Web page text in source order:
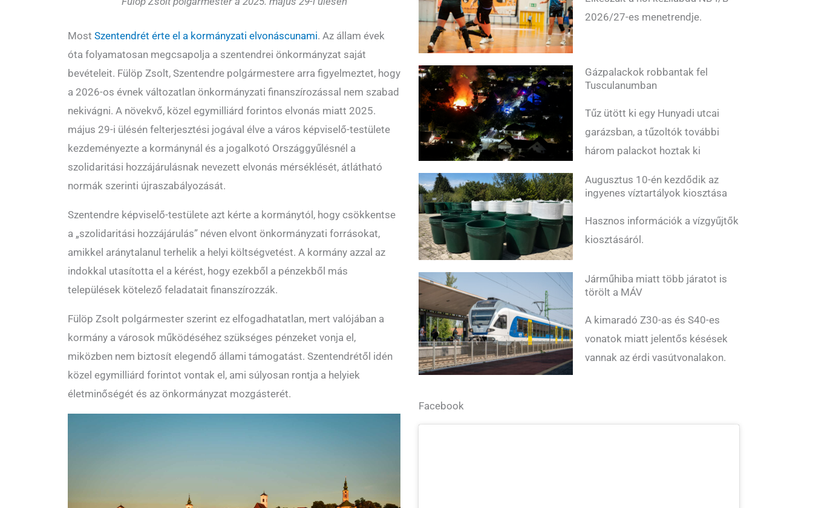
Most Szentendrét érte el a kormányzati elvonáscunami. Az állam évek
óta folyamatosan megcsapolja a szentendrei önkormányzat saját
bevételeit. Fülöp Zsolt, Szentendre polgármestere arra figyelmeztet, hogy
a 2026-os évnek változatlan önkormányzati finanszírozással nem szabad
nekivágni. A növekvő, közel egymilliárd forintos elvonás miatt 2025.
május 29-i ülésén felterjesztési jogával élve a város képviselő-testülete
kezdeményezte a kormánynál és a jogalkotó Országgyűlésnél a
szolidaritási hozzájárulásnak nevezett elvonás mérséklését, átlátható
normák szerinti újraszabályozását.
Szentendre képviselő-testülete azt kérte a kormánytól, hogy csökkentse
a „szolidaritási hozzájárulás” néven elvont önkormányzati forrásokat,
amikkel aránytalanul terhelik a helyi költségvetést. A kormány azzal az
indokkal utasította el a kérést, hogy ezekből a pénzekből más
települések kötelező feladatait finanszírozzák.
Fülöp Zsolt polgármester szerint ez elfogadhatatlan, mert valójában a
kormány a városok működéséhez szükséges pénzeket vonja el,
miközben nem biztosít elegendő állami támogatást. Szentendrétől idén
közel egymilliárd forintot vontak el, ami súlyosan rontja a helyiek
életminőségét és az önkormányzat mozgásterét.
2026/27-es menetrendje.
Gázpalackok robbantak fel
Tusculanumban
Tűz ütött ki egy Hunyadi utcai
garázsban, a tűzoltók további
három palackot hoztak ki
Augusztus 10-én kezdődik az
ingyenes víztartályok kiosztása
Hasznos információk a vízgyűjtők
kiosztásáról.
Járműhiba miatt több járatot is
törölt a MÁV
A kimaradó Z30-as és S40-es
vonatok miatt jelentős késések
vannak az érdi vasútvonalakon.
Facebook